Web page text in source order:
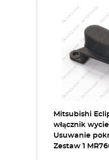
Mitsubishi
włącznik
Usuwanie
Zestaw 1